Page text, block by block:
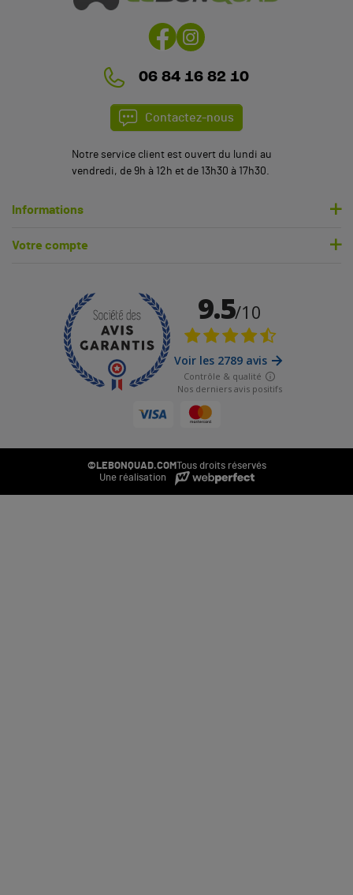
06 84 16 82 10
Contactez-nous
Notre service client est ouvert du lundi au
vendredi, de 9h à 12h et de 13h30 à 17h30.
Informations
Votre compte
©LEBONQUAD.COM
Tous droits réservés
Une réalisation